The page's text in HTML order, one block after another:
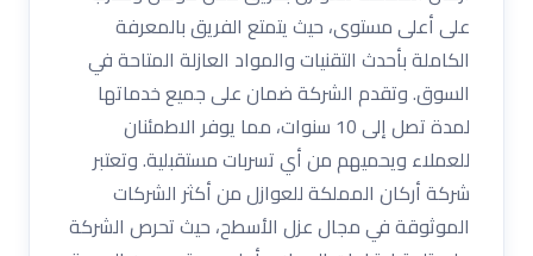
على أعلى مستوى، حيث يتمتع الفريق بالمعرفة
الكاملة بأحدث التقنيات والمواد العازلة المتاحة في
السوق. وتقدم الشركة ضمان على جميع خدماتها
لمدة تصل إلى 10 سنوات، مما يوفر الاطمئنان
للعملاء ويحميهم من أي تسربات مستقبلية. وتعتبر
شركة أركان المملكة للعوازل من أكثر الشركات
الموثوقة في مجال عزل الأسطح، حيث تحرص الشركة